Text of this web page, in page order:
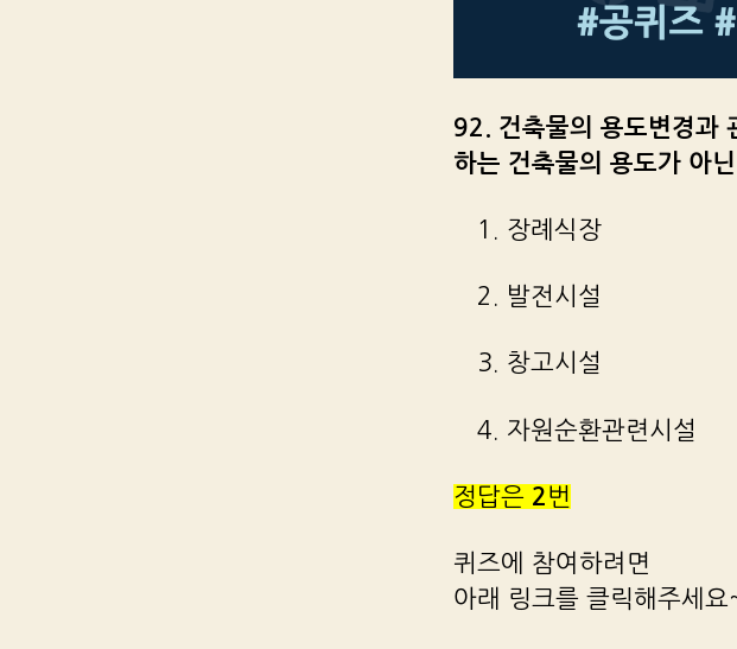
92. 건축물의 용도변경과
하는 건축물의 용도가 아
1. 장례식장
2. 발전시설
3. 창고시설
4. 자원순환관련시설
정답은 2번
퀴즈에 참여하려면
아래 링크를 클릭해주세요